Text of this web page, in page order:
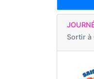
Sortir à